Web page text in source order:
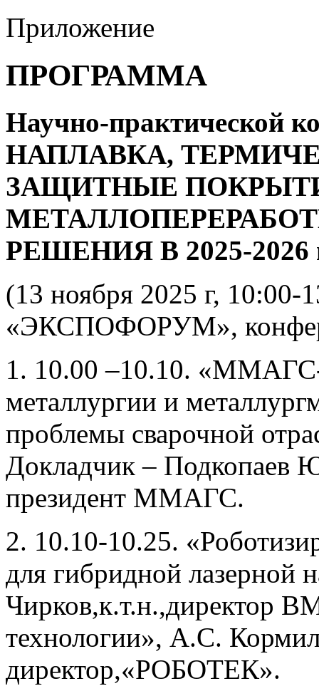
Приложение
ПРОГРАММА
Научно-практической
НАПЛАВКА,
ЗАЩИТНЫЕ
РЕШЕНИЯ В 2025-2026
(13 ноября 2025 г,
«ЭКСПОФОРУМ»,
1. 10.00 –10.10.
металлургии и
проблемы сварочной
Докладчик – Подкопаев
президент ММАГС.
2. 10.10-10.25.
для гибридной
Чирков,к.т.н.,директор
технологии», А.С.
директор,«РОБОТЕК».